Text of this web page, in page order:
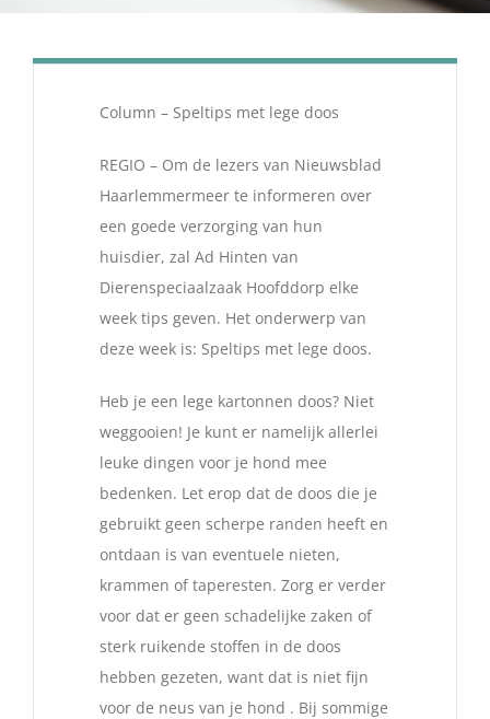
Column – Speltips met lege doos
REGIO – Om de lezers van Nieuwsblad
Haarlemmermeer te informeren over
een goede verzorging van hun
huisdier, zal Ad Hinten van
Dierenspeciaalzaak Hoofddorp elke
week tips geven. Het onderwerp van
deze week is: Speltips met lege doos.
Heb je een lege kartonnen doos? Niet
weggooien! Je kunt er namelijk allerlei
leuke dingen voor je hond mee
bedenken. Let erop dat de doos die je
gebruikt geen scherpe randen heeft en
ontdaan is van eventuele nieten,
krammen of taperesten. Zorg er verder
voor dat er geen schadelijke zaken of
sterk ruikende stoffen in de doos
hebben gezeten, want dat is niet fijn
voor de neus van je hond . Bij sommige